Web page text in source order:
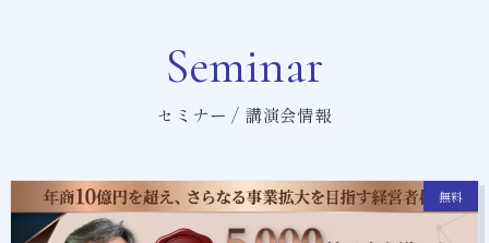
Seminar
セミナー / 講演会情報
無料